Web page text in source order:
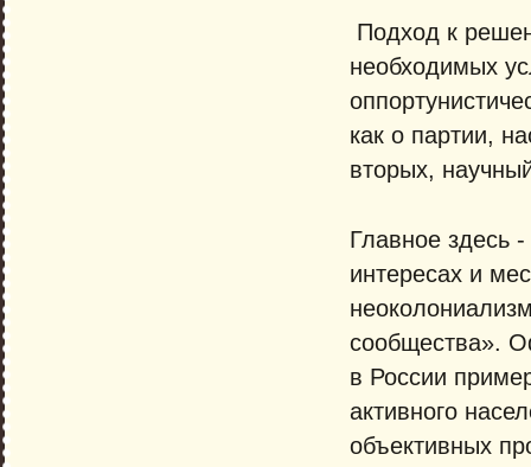
Подход к
необходимых
как о партии,
вторых,
Главное здесь
интересах и
сообщества».
в России
активного
объективных